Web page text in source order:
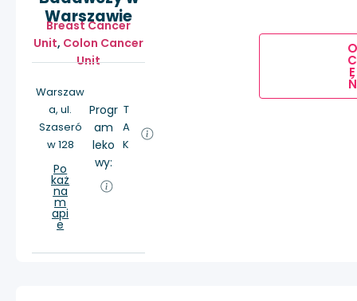
Warszawie
Breast Cancer
Unit, Colon Cancer
Unit
Warszaw
a, ul.
Szaseró
w 128
Po
każ
na
m
api
e
Progr
am
leko
wy:
T
A
K
O
C
E
Ń